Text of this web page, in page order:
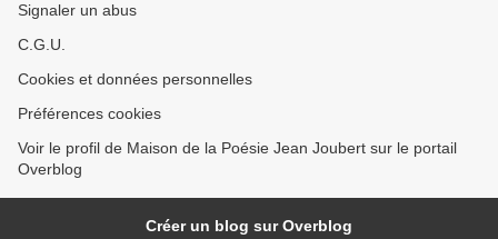
Signaler un abus
C.G.U.
Cookies et données personnelles
Préférences cookies
Voir le profil de Maison de la Poésie Jean Joubert sur le portail
Overblog
Créer un blog sur Overblog